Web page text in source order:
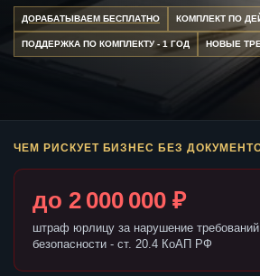
ДОРАБАТЫВАЕМ БЕСПЛАТНО КОМПЛЕКТ ПО
ПОДДЕРЖКА ПО КОМПЛЕКТУ - 1 ГОД НОВЫЕ
ЧЕМ РИСКУЕТ БИЗНЕС БЕЗ
до 2 000 000 ₽
штраф юрлицу за нарушение
безопасности - ст. 20.4 КоАП РФ